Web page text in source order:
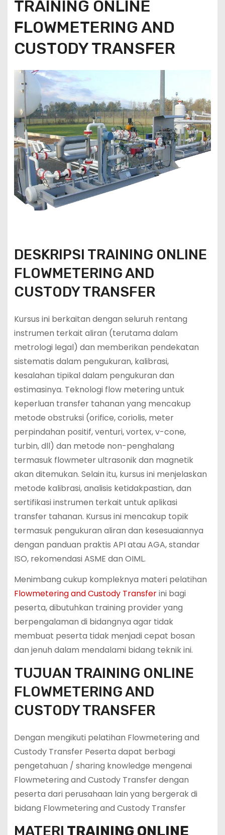
TRAINING ONLINE
FLOWMETERING AND
CUSTODY TRANSFER
DESKRIPSI TRAINING ONLINE
FLOWMETERING AND
CUSTODY TRANSFER
Kursus ini berkaitan dengan seluruh rentang
instrumen terkait aliran (terutama dalam
metrologi legal) dan memberikan pendekatan
sistematis dalam pengukuran, kalibrasi,
kesalahan tipikal dalam pengukuran dan
estimasinya. Teknologi flow metering untuk
keperluan transfer tahanan yang mencakup
metode obstruksi (orifice, coriolis, meter
perpindahan positif, venturi, vortex, v-cone,
turbin, dll) dan metode non-penghalang
termasuk flowmeter ultrasonik dan magnetik
akan ditemukan. Selain itu, kursus ini menjelaskan
metode kalibrasi, analisis ketidakpastian, dan
sertifikasi instrumen terkait untuk aplikasi
transfer tahanan. Kursus ini mencakup topik
termasuk pengukuran aliran dan kesesuaiannya
dengan panduan praktis API atau AGA, standar
ISO, rekomendasi ASME dan OIML.
Menimbang cukup kompleknya materi pelatihan
Flowmetering and Custody Transferini bagi
peserta, dibutuhkan training provider yang
berpengalaman di bidangnya agar tidak
membuat peserta tidak menjadi cepat bosan
dan jenuh dalam mendalami bidang teknik ini.
TUJUAN TRAINING ONLINE
FLOWMETERING AND
CUSTODY TRANSFER
Dengan mengikuti pelatihan Flowmetering and
Custody Transfer Peserta dapat berbagi
pengetahuan / sharing knowledge mengenai
Flowmetering and Custody Transfer dengan
peserta dari perusahaan lain yang bergerak di
bidang Flowmetering and Custody Transfer
MATERI TRAINING ONLINE